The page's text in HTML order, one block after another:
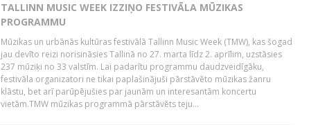
TALLINN MUSIC WEEK IZZIŅO FESTIVĀLA MŪZIKAS
PROGRAMMU
Mūzikas un urbānās kultūras festivālā Tallinn Music Week (TMW), kas šogad
jau devīto reizi norisināsies Tallinā no 27. marta līdz 2. aprīlim, uzstāsies
237 mūziķi no 33 valstīm. Lai padarītu programmu daudzveidīgāku,
festivāla organizatori ne tikai paplašinājuši pārstāvēto mūzikas žanru
klāstu, bet arī parūpējušies par jaunām un interesantām koncertu
vietām.TMW mūzikas programmā pārstāvēts teju...